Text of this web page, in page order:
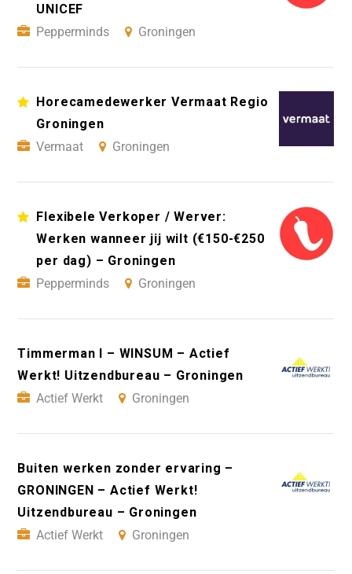
UNICEF
Pepperminds
Groningen
Horecamedewerker Vermaat Regio
Groningen
Vermaat
Groningen
Flexibele Verkoper / Werver:
Werken wanneer jij wilt (€150-€250
per dag) – Groningen
Pepperminds
Groningen
Timmerman I – WINSUM – Actief
Werkt! Uitzendbureau – Groningen
Actief Werkt
Groningen
Buiten werken zonder ervaring –
GRONINGEN – Actief Werkt!
Uitzendbureau – Groningen
Actief Werkt
Groningen